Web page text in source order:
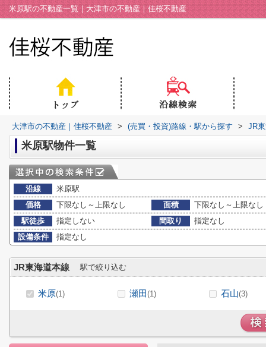
米原駅の不動産一覧｜大津市の不動産｜佳桜不動産
大津市の不動産｜佳桜不動産 > (売買・投資)路線・駅から探す > JR
米原駅物件一覧
沿線
米原駅
価格
下限なし～上限なし 面積
下限なし～上限なし
駅徒歩
指定しない 間取り
指定なし
設備条件
指定なし
JR東海道本線 駅で絞り込む
米原(1) 瀬田(1) 石山(3)